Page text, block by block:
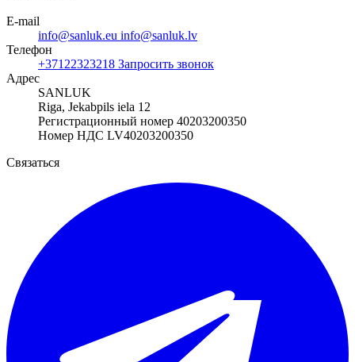
E-mail
info@sanluk.eu info@sanluk.lv
Телефон
+37122323218 Запросить звонок
Адрес
SANLUK
Riga, Jekabpils iela 12
Регистрационный номер 40203200350
Номер НДС LV40203200350
Связаться